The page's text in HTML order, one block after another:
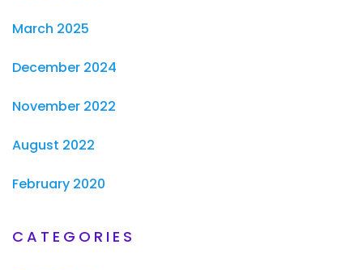
March 2025
December 2024
November 2022
August 2022
February 2020
CATEGORIES